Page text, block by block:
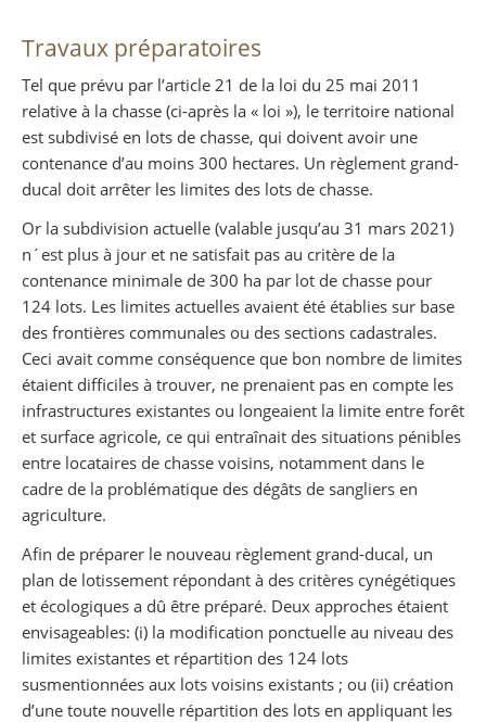
Travaux préparatoires
Tel que prévu par l’article 21 de la loi du 25 mai 2011
relative à la chasse (ci-après la « loi »), le territoire national
est subdivisé en lots de chasse, qui doivent avoir une
contenance d’au moins 300 hectares. Un règlement grand-
ducal doit arrêter les limites des lots de chasse.
Or la subdivision actuelle (valable jusqu’au 31 mars 2021)
n´est plus à jour et ne satisfait pas au critère de la
contenance minimale de 300 ha par lot de chasse pour
124 lots. Les limites actuelles avaient été établies sur base
des frontières communales ou des sections cadastrales.
Ceci avait comme conséquence que bon nombre de limites
étaient difficiles à trouver, ne prenaient pas en compte les
infrastructures existantes ou longeaient la limite entre forêt
et surface agricole, ce qui entraînait des situations pénibles
entre locataires de chasse voisins, notamment dans le
cadre de la problématique des dégâts de sangliers en
agriculture.
Afin de préparer le nouveau règlement grand-ducal, un
plan de lotissement répondant à des critères cynégétiques
et écologiques a dû être préparé. Deux approches étaient
envisageables: (i) la modification ponctuelle au niveau des
limites existantes et répartition des 124 lots
susmentionnées aux lots voisins existants ; ou (ii) création
d’une toute nouvelle répartition des lots en appliquant les